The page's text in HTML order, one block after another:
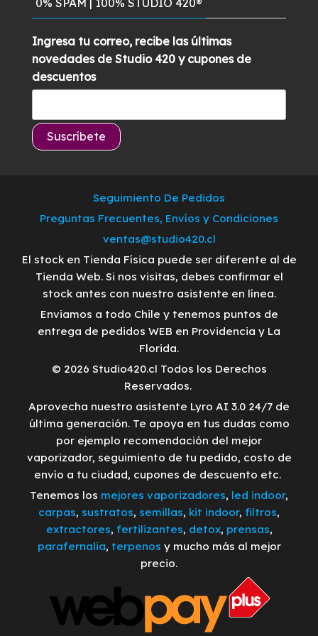
0% SPAM | 100% STUDIO 420®
Ingresa tu correo, recibe las últimas
novedades de Studio 420 y cupones de
descuentos
Seguimiento De Pedidos
Preguntas Frecuentes, Envíos y Condiciones
ventas@studio420.cl
El stock en Tienda Física puede ser diferente al de
Tienda Web. Si nos visitas, debes confirmar el
stock antes con nuestro asistente en línea.
Enviamos a todo Chile y tenemos puntos de
entrega de pedidos WEB en Providencia y La
Florida.
© 2026 Studio420.cl Todos los Derechos
Reservados.
Aprovecha nuestro asistente Lyro AI 3.0 24/7 de
última generación. Te apoya en tus dudas como
por ejemplo recomendación del mejor
vaporizador, seguimiento de tu pedido, costo de
envío a tu ciudad, cupones de descuento etc.
Tenemos los mejores vaporizadores, led indoor,
carpas, sustratos, semillas, kit indoor, filtros,
extractores, fertilizantes, detox, prensas,
parafernalia, terpenos y mucho más al mejor
precio.